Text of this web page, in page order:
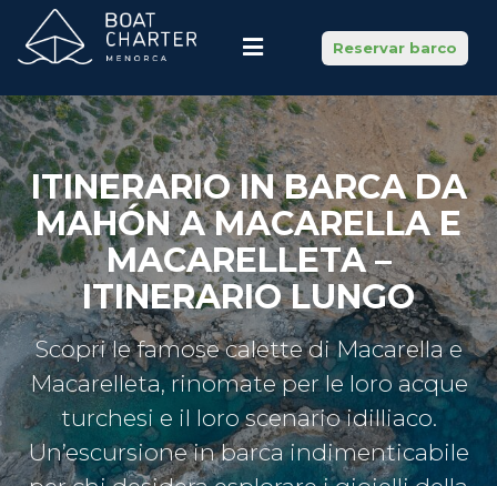
Reservar barco
ITINERARIO IN BARCA DA
MAHÓN A MACARELLA E
MACARELLETA –
ITINERARIO LUNGO
Scopri le famose calette di Macarella e
Macarelleta, rinomate per le loro acque
turchesi e il loro scenario idilliaco.
Un’escursione in barca indimenticabile